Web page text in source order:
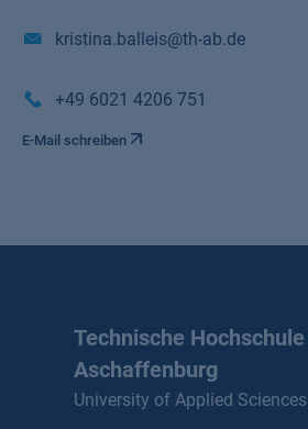
kristina.balleis@th-ab.de
+49 6021 4206 751
E-Mail schreiben
Technische Hochschule
Aschaffenburg
University of Applied Sciences